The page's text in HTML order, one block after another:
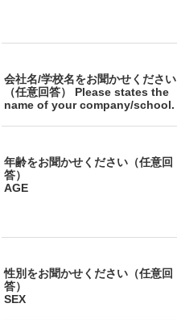
会社名/学校名をお聞かせください
（任意回答） Please states the
name of your company/school.
年齢をお聞かせください（任意回
答）
AGE
性別をお聞かせください（任意回
答）
SEX